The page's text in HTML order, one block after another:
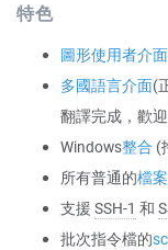
特色
圖形使用者介面
多國語言介面(
翻譯完成，歡
Windows整合 (
所有普通的檔
支援 SSH-1 和
批次指令檔的